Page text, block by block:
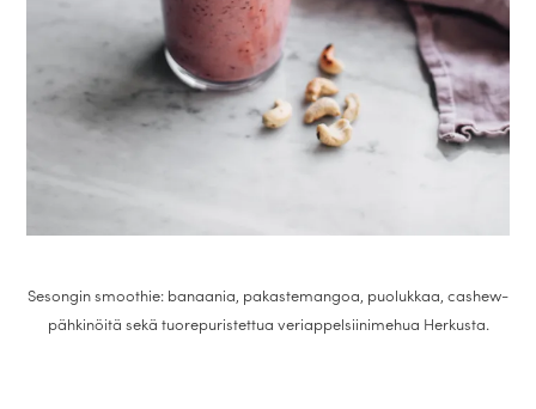
Sesongin smoothie: banaania, pakastemangoa, puolukkaa, cashew-
pähkinöitä sekä tuorepuristettua veriappelsiinimehua Herkusta.